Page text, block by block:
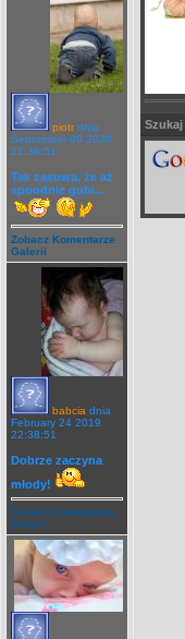
piotr dnia
September 09 2020
21:36:51
Tak zasuwa, że aż
spoodnie gubi...
Zobacz Komentarze
Galerii
babcia dnia
February 24 2019
22:38:51
Dobrze zaczyna
młody!
Zobacz Komentarze
Galerii
Szukaj